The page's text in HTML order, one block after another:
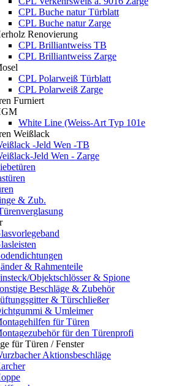
CPL Buche natur Türblatt
CPL Buche natur Zarge
Renovierung
CPL Brilliantweiss TB
CPL Brilliantweiss Zarge
CPL Polarweiß Türblatt
CPL Polarweiß Zarge
Furniert
White Line (Weiss-Art Typ 101e
Weißlack
-Jeld Wen -TB
Jeld Wen - Zarge
& Zub.
& Rahmenteile
Objektschlösser & Spione
Beschläge & Zubehör
& Türschließer
& Umleimer
für Türen
für den Türenprofi
für Türen / Fenster
Aktionsbeschläge